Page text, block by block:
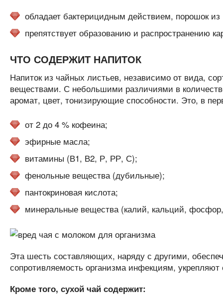
обладает бактерицидным действием, порошок
препятствует образованию и распространению
ЧТО СОДЕРЖИТ НАПИТОК
Напиток из чайных листьев, независимо от вида,
веществами. С небольшими различиями в
аромат, цвет, тонизирующие способности. Это, в
от 2 до 4 % кофеина;
эфирные масла;
витамины (В1, В2, Р, РР, С);
фенольные вещества (дубильные);
пантокриновая кислота;
минеральные вещества (калий, кальций,
Эта шесть составляющих, наряду с другими,
сопротивляемость организма инфекциям,
Кроме того, сухой чай содержит: